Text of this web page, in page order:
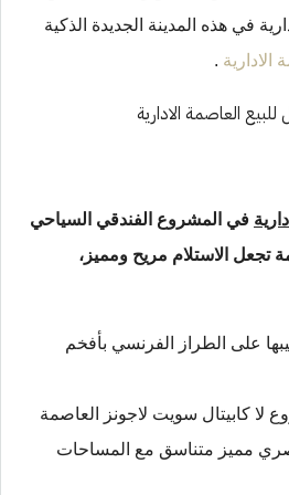
في هذه المدينة الجديدة الذكية
الادارية .
للبيع العاصمة الادارية
في المشروع الفندقي السياحي
تجعل الاستلام مريح ومميز،
على الطراز الفرنسي بأفخم
لا كابيتال سويت لاجونز العاصمة
مميز متناسق مع المساحات